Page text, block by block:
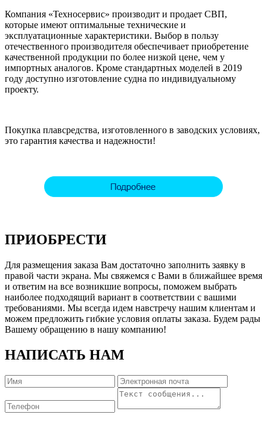
Компания «Техносервис» производит и продает СВП,
которые имеют оптимальные технические и
эксплуатационные характеристики. Выбор в пользу
отечественного производителя обеспечивает приобретение
качественной продукции по более низкой цене, чем у
импортных аналогов. Кроме стандартных моделей в 2019
году доступно изготовление судна по индивидуальному
проекту.
Покупка плавсредства, изготовленного в заводских условиях,
это гарантия качества и надежности!
ПРИОБРЕСТИ
Для размещения заказа Вам достаточно заполнить заявку в
правой части экрана. Мы свяжемся с Вами в ближайшее время
и ответим на все возникшие вопросы, поможем выбрать
наиболее подходящий вариант в соответствии с вашими
требованиями. Мы всегда идем навстречу нашим клиентам и
можем предложить гибкие условия оплаты заказа. Будем рады
Вашему обращению в нашу компанию!
НАПИСАТЬ НАМ